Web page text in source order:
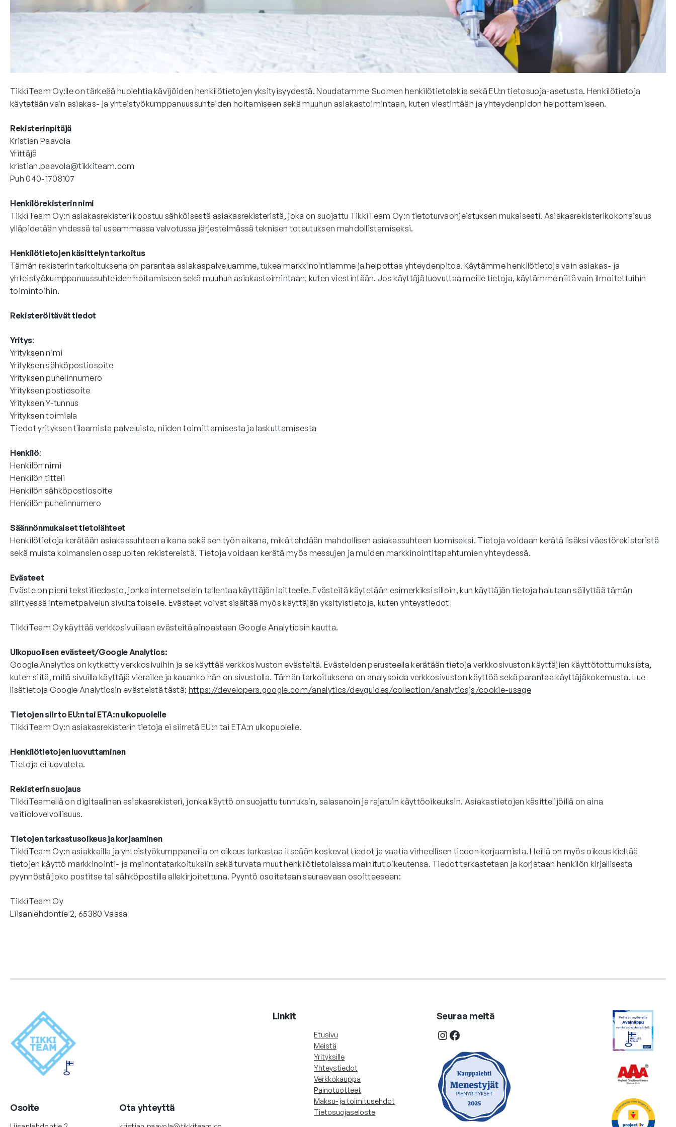
TikkiTeam Oy:lle on tärkeää huolehtia kävijöiden henkilötietojen yksityisyydestä. Noudatamme Suomen henkilötietolakia sekä EU:n tietosuoja-asetusta. Henkilötietoja
käytetään vain asiakas- ja yhteistyökumppanuussuhteiden hoitamiseen sekä muuhun asiakastoimintaan, kuten viestintään ja yhteydenpidon helpottamiseen.
Rekisterinpitäjä
Kristian Paavola
Yrittäjä
kristian.paavola@tikkiteam.com
Puh 040-1708107
Henkilörekisterin nimi
TikkiTeam Oy:n asiakasrekisteri koostuu sähköisestä asiakasrekisteristä, joka on suojattu TikkiTeam Oy:n tietoturvaohjeistuksen mukaisesti. Asiakasrekisterikokonaisuus
ylläpidetään yhdessä tai useammassa valvotussa järjestelmässä teknisen toteutuksen mahdollistamiseksi.
Henkilötietojen käsittelyn tarkoitus
Tämän rekisterin tarkoituksena on parantaa asiakaspalveluamme, tukea markkinointiamme ja helpottaa yhteydenpitoa. Käytämme henkilötietoja vain asiakas- ja
yhteistyökumppanuussuhteiden hoitamiseen sekä muuhun asiakastoimintaan, kuten viestintään. Jos käyttäjä luovuttaa meille tietoja, käytämme niitä vain ilmoitettuihin
toimintoihin.
Rekisteröitävät tiedot
Yritys:
Yrityksen nimi
Yrityksen sähköpostiosoite
Yrityksen puhelinnumero
Yrityksen postiosoite
Yrityksen Y-tunnus
Yrityksen toimiala
Tiedot yrityksen tilaamista palveluista, niiden toimittamisesta ja laskuttamisesta
Henkilö:
Henkilön nimi
Henkilön titteli
Henkilön sähköpostiosoite
Henkilön puhelinnumero
Säännönmukaiset tietolähteet
Henkilötietoja kerätään asiakassuhteen aikana sekä sen työn aikana, mikä tehdään mahdollisen asiakassuhteen luomiseksi. Tietoja voidaan kerätä lisäksi väestörekisteristä
sekä muista kolmansien osapuolten rekistereistä. Tietoja voidaan kerätä myös messujen ja muiden markkinointitapahtumien yhteydessä.
Evästeet
Eväste on pieni tekstitiedosto, jonka internetselain tallentaa käyttäjän laitteelle. Evästeitä käytetään esimerkiksi silloin, kun käyttäjän tietoja halutaan säilyttää tämän
siirtyessä internetpalvelun sivulta toiselle. Evästeet voivat sisältää myös käyttäjän yksityistietoja, kuten yhteystiedot
TikkiTeam Oy käyttää verkkosivuillaan evästeitä ainoastaan Google Analyticsin kautta.
Ulkopuolisen evästeet/Google Analytics:
Google Analytics on kytketty verkkosivuihin ja se käyttää verkkosivuston evästeitä. Evästeiden perusteella kerätään tietoja verkkosivuston käyttäjien käyttötottumuksista,
kuten siitä, millä sivuilla käyttäjä vierailee ja kauanko hän on sivustolla. Tämän tarkoituksena on analysoida verkkosivuston käyttöä sekä parantaa käyttäjäkokemusta. Lue
lisätietoja Google Analyticsin evästeistä tästä: https://developers.google.com/analytics/devguides/collection/analyticsjs/cookie-usage
Tietojen siirto EU:n tai ETA:n ulkopuolelle
TikkiTeam Oy:n asiakasrekisterin tietoja ei siirretä EU:n tai ETA:n ulkopuolelle.
Henkilötietojen luovuttaminen
Tietoja ei luovuteta.
Rekisterin suojaus
TikkiTeamellä on digitaalinen asiakasrekisteri, jonka käyttö on suojattu tunnuksin, salasanoin ja rajatuin käyttöoikeuksin. Asiakastietojen käsittelijöillä on aina
vaitiolovelvollisuus.
Tietojen tarkastusoikeus ja korjaaminen
TikkiTeam Oy:n asiakkailla ja yhteistyökumppaneilla on oikeus tarkastaa itseään koskevat tiedot ja vaatia virheellisen tiedon korjaamista. Heillä on myös oikeus kieltää
tietojen käyttö markkinointi- ja mainontatarkoituksiin sekä turvata muut henkilötietolaissa mainitut oikeutensa. Tiedot tarkastetaan ja korjataan henkilön kirjallisesta
pyynnöstä joko postitse tai sähköpostilla allekirjoitettuna. Pyyntö osoitetaan seuraavaan osoitteeseen:
TikkiTeam Oy
Liisanlehdontie 2, 65380 Vaasa
Osoite Ota yhteyttä
Linkit
Etusivu
Meistä
Yrityksille
Yhteystiedot
Verkkokauppa
Painotuotteet
Maksu- ja toimitusehdot
Tietosuojaseloste
Seuraa meitä
InstagramFacebook